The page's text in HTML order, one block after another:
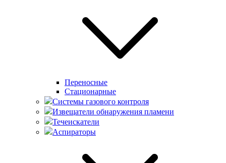
Переносные
Стационарные
Системы газового контроля
Извещатели обнаружения пламени
Течеискатели
Аспираторы